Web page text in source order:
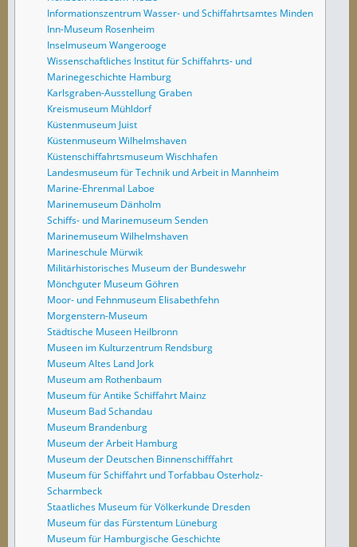
Informationszentrum Wasser- und Schiffahrtsamtes Minden
Inn-Museum Rosenheim
Inselmuseum Wangerooge
Wissenschaftliches Institut für Schiffahrts- und
Marinegeschichte Hamburg
Karlsgraben-Ausstellung Graben
Kreismuseum Mühldorf
Küstenmuseum Juist
Küstenmuseum Wilhelmshaven
Küstenschiffahrtsmuseum Wischhafen
Landesmuseum für Technik und Arbeit in Mannheim
Marine-Ehrenmal Laboe
Marinemuseum Dänholm
Schiffs- und Marinemuseum Senden
Marinemuseum Wilhelmshaven
Marineschule Mürwik
Militärhistorisches Museum der Bundeswehr
Mönchguter Museum Göhren
Moor- und Fehnmuseum Elisabethfehn
Morgenstern-Museum
Städtische Museen Heilbronn
Museen im Kulturzentrum Rendsburg
Museum Altes Land Jork
Museum am Rothenbaum
Museum für Antike Schiffahrt Mainz
Museum Bad Schandau
Museum Brandenburg
Museum der Arbeit Hamburg
Museum der Deutschen Binnenschifffahrt
Museum für Schiffahrt und Torfabbau Osterholz-
Scharmbeck
Staatliches Museum für Völkerkunde Dresden
Museum für das Fürstentum Lüneburg
Museum für Hamburgische Geschichte